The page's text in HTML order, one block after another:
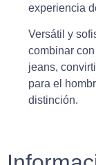
experiencia
Versátil y
combinar
jeans,
para el
distinción.